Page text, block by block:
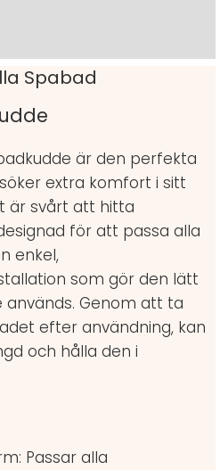
Spabad
är den perfekta
extra komfort i sitt
är svårt att hitta
för att passa alla
enkel,
som gör den lätt
Genom att ta
efter användning, kan
och hålla den i
Passar alla